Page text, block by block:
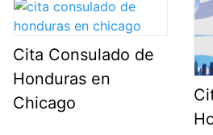
Cita Consulado de
Honduras en
Chicago